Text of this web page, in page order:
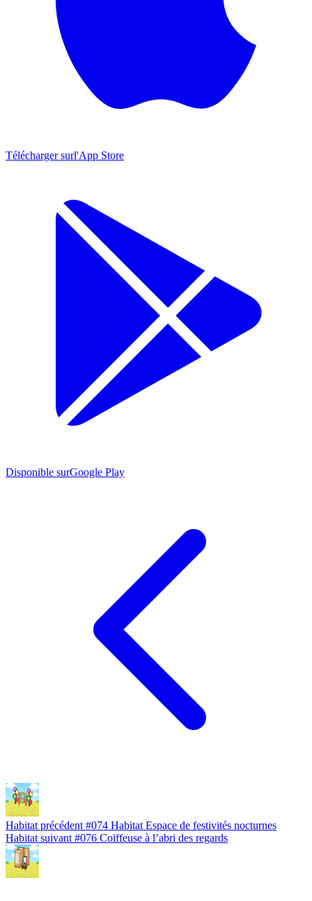
Télécharger surl'App Store
Disponible surGoogle Play
Habitat précédent #074 Habitat Espace de festivités nocturnes
Habitat suivant #076 Coiffeuse à l’abri des regards